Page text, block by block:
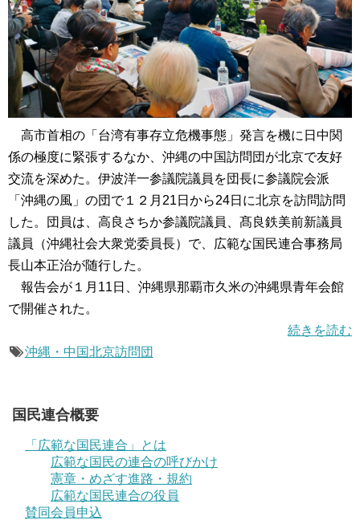
高市首相の「台湾有事存立危機事態」発言を機に日中関
係の極度に緊張するなか、沖縄の中国訪問団が北京で友好
交流を深めた。伊波洋一参議院議員を団長に参議院会派
「沖縄の風」の団で１２月21日から24日に北京を訪問訪問
した。団員は、高良さちか参議院議員、髙良鉄美前新議員
議員（沖縄社会大衆党委員長）で、広範な国民連合事務局
長山本正治が随行した。
報告会が１月11日、沖縄県那覇市久米の沖縄県青年会館
で開催された。
続きを読む
沖縄・中国北京訪問団
国民連合概要
「広範な国民連合」とは
広範な国民の連合の呼びかけ
憲章・めざす進路・規約
広範な国民連合の役員
賛同会員申込